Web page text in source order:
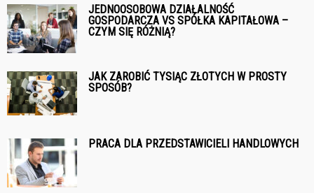
JEDNOOSOBOWA DZIAŁALNOŚĆ
GOSPODARCZA VS SPÓŁKA KAPITAŁOWA –
CZYM SIĘ RÓŻNIĄ?
JAK ZAROBIĆ TYSIĄC ZŁOTYCH W PROSTY
SPOSÓB?
PRACA DLA PRZEDSTAWICIELI HANDLOWYCH